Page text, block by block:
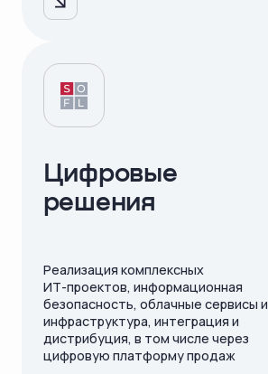
Цифровые
решения
Реализация комплексных
ИТ-проектов, информационная
безопасность, облачные сервисы и
инфраструктура, интеграция и
дистрибуция, в том числе через
цифровую платформу продаж